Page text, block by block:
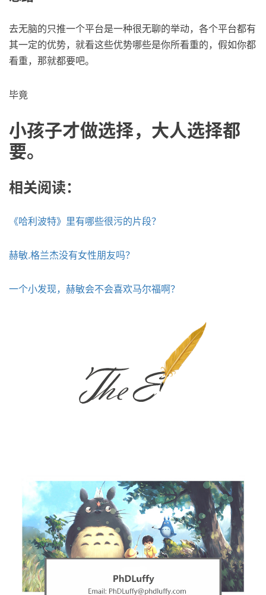
去无脑的只推一个平台是一种很无聊的举动，各个平台都有
其一定的优势，就看这些优势哪些是你所看重的，假如你都
看重，那就都要吧。
毕竟
小孩子才做选择，大人选择都
要。
相关阅读：
《哈利波特》里有哪些很污的片段？
赫敏.格兰杰没有女性朋友吗？
一个小发现，赫敏会不会喜欢马尔福啊？